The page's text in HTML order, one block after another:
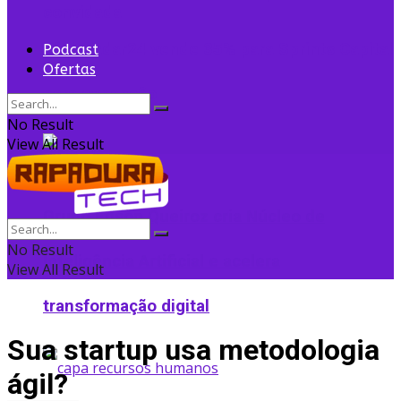
Flightradar24 vende 35% para Sprints Capital
para expansão
Grupo Edson Queiroz cria Núcleo de
Inteligência Artificial e acelera
transformação digital
Podcast
Ofertas
No Result
View All Result
No Result
View All Result
Sua startup usa metodologia
ágil?